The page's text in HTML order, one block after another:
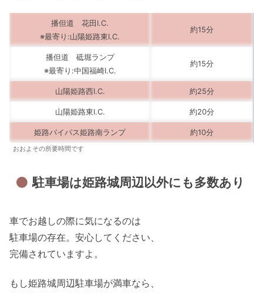
播但道 花田I.C.
※最寄り:山陽姫路東I.C.
約15分
播但道 砥堀ランプ
※最寄り:中国福崎I.C.
約15分
山陽姫路西I.C. 約25分
山陽姫路東I.C. 約20分
姫路バイパス姫路南ランプ 約10分
おおよその所要時間です
駐車場は姫路城周辺以外にも多数あり
車でお越しの際に気になるのは
駐車場の存在。安心してください、
完備されていますよ。
もし姫路城周辺駐車場が満車なら、